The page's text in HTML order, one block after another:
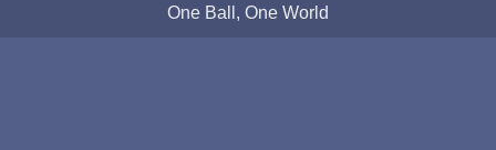
One Ball, One World